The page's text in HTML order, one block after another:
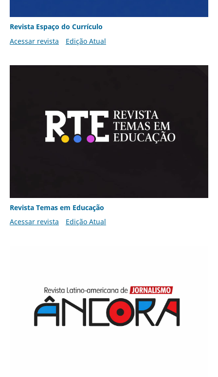
Revista Espaço do Currículo
Acessar revista
Edição Atual
Revista Temas em Educação
Acessar revista
Edição Atual